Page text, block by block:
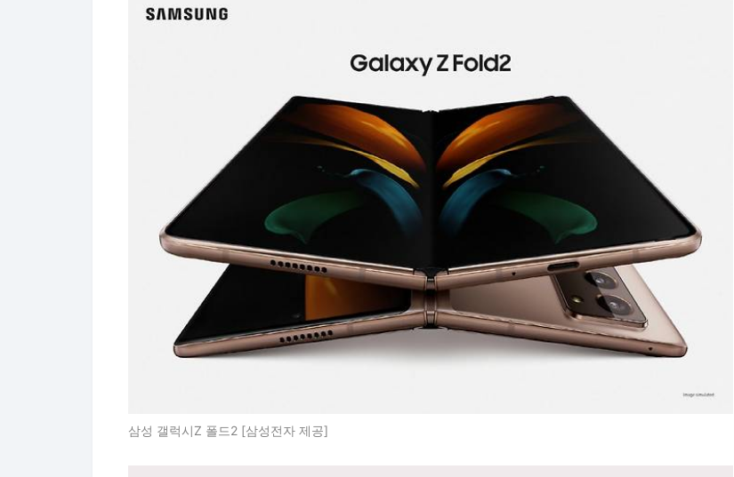
삼성 갤럭시Z 폴드2 [삼성전자 제공]